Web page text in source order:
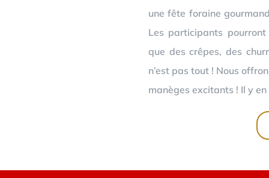
une fête foraine
Les participants
que des crêpes, des
n’est pas tout ! Nous
manèges excitants ! Il y